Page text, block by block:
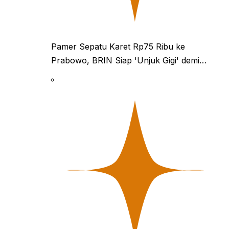
Pamer Sepatu Karet Rp75 Ribu ke
Prabowo, BRIN Siap 'Unjuk Gigi' demi…